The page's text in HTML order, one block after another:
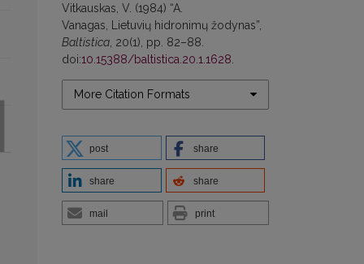
Vitkauskas, V. (1984) “A.
Vanagas, Lietuvių hidronimų žodynas”,
Baltistica , 20(1), pp. 82–88.
doi:10.15388/baltistica.20.1.1628
More Citation Formats
post share
share share
mail print